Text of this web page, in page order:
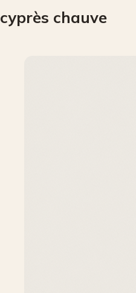
cyprès chauve